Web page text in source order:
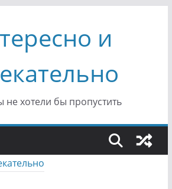
и
не хотели бы пропустить